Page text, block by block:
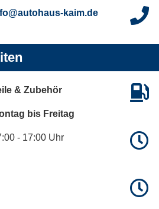
kaim.de
& Zubehör
bis Freitag
- 17:00 Uhr